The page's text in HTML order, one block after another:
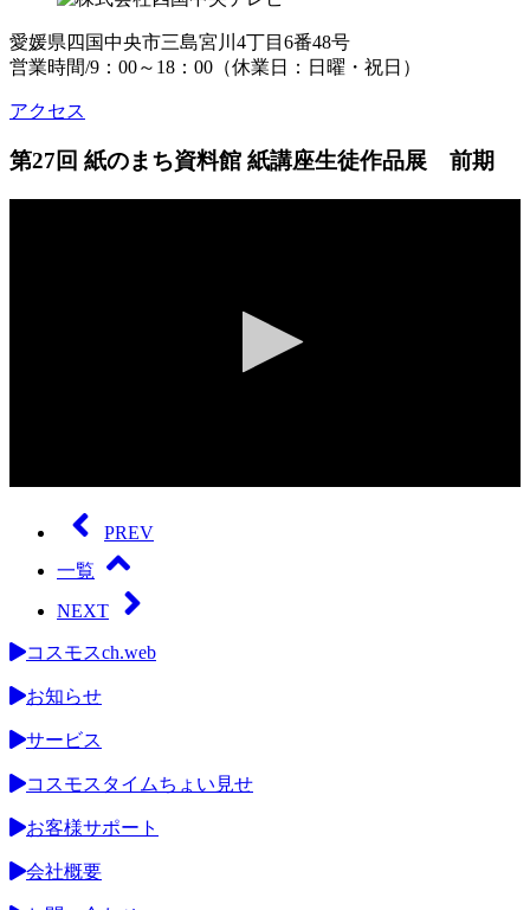
愛媛県四国中央市三島宮川4丁目6番48号
営業時間/9：00～18：00（休業日：日曜・祝日）
アクセス
第27回 紙のまち資料館 紙講座生徒作品展 前期
seconds
seconds
PREV
一覧
NEXT
コスモスch.web
お知らせ
サービス
コスモスタイムちょい見せ
お客様サポート
会社概要